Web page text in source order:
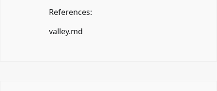
References:
valley.md